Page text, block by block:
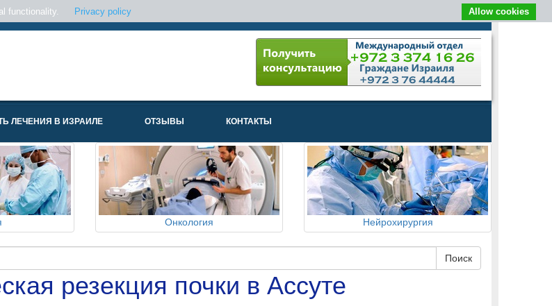
ЛЕЧЕНИЯ В ИЗРАИЛЕ ОТЗЫВЫ КОНТАКТЫ
Онкология Нейрохирургия
резекция почки в Ассуте
functionality. Privacy policy Allow cookies